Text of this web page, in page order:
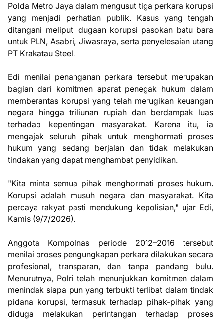
Polda Metro Jaya dalam mengusut tiga perkara korupsi
yang menjadi perhatian publik. Kasus yang tengah
ditangani meliputi dugaan korupsi pasokan batu bara
untuk PLN, Asabri, Jiwasraya, serta penyelesaian utang
PT Krakatau Steel.
Edi menilai penanganan perkara tersebut merupakan
bagian dari komitmen aparat penegak hukum dalam
memberantas korupsi yang telah merugikan keuangan
negara hingga triliunan rupiah dan berdampak luas
terhadap kepentingan masyarakat. Karena itu, ia
mengajak seluruh pihak untuk menghormati proses
hukum yang sedang berjalan dan tidak melakukan
tindakan yang dapat menghambat penyidikan.
"Kita minta semua pihak menghormati proses hukum.
Korupsi adalah musuh negara dan masyarakat. Kita
percaya rakyat pasti mendukung kepolisian," ujar Edi,
Kamis (9/7/2026).
Anggota Kompolnas periode 2012–2016 tersebut
menilai proses pengungkapan perkara dilakukan secara
profesional, transparan, dan tanpa pandang bulu.
Menurutnya, Polri telah menunjukkan komitmen dalam
menindak siapa pun yang terbukti terlibat dalam tindak
pidana korupsi, termasuk terhadap pihak-pihak yang
diduga melakukan perintangan terhadap proses